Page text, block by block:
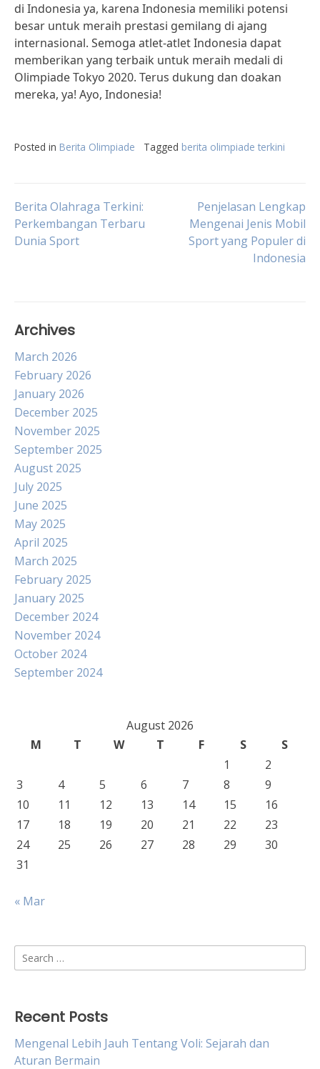
di Indonesia ya, karena Indonesia memiliki potensi
besar untuk meraih prestasi gemilang di ajang
internasional. Semoga atlet-atlet Indonesia dapat
memberikan yang terbaik untuk meraih medali di
Olimpiade Tokyo 2020. Terus dukung dan doakan
mereka, ya! Ayo, Indonesia!
Posted in Berita Olimpiade Tagged berita olimpiade terkini
Post
navigation
Berita Olahraga Terkini:
Perkembangan Terbaru
Dunia Sport
Penjelasan Lengkap
Mengenai Jenis Mobil
Sport yang Populer di
Indonesia
Archives
March 2026
February 2026
January 2026
December 2025
November 2025
September 2025
August 2025
July 2025
June 2025
May 2025
April 2025
March 2025
February 2025
January 2025
December 2024
November 2024
October 2024
September 2024
August 2026
M
T W T F S
S
1
2
3
4 5 6 7 8
9
10
11 12 13 14 15
16
17
18 19 20 21 22
23
24
25 26 27 28 29
30
31
« Mar
Search
for:
Recent Posts
Mengenal Lebih Jauh Tentang Voli: Sejarah dan
Aturan Bermain